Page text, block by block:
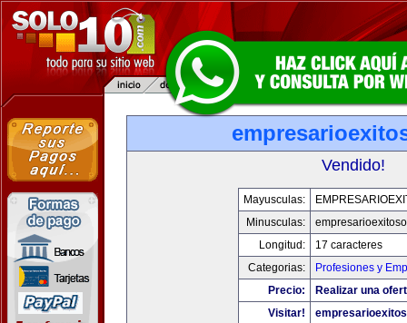
Vendido!
Mayusculas:
Minusculas:
Longitud:
17 caracteres
Categorias:
Profesiones y
Precio:
Realizar una
Visitar!